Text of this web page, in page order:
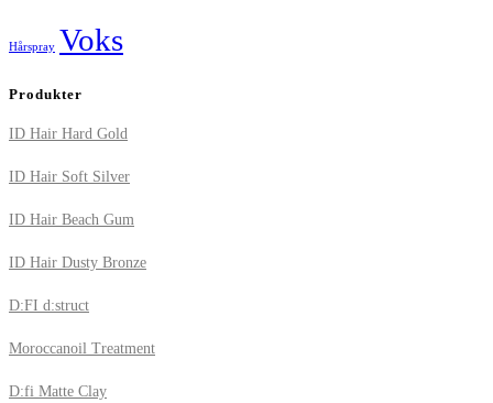
Hårspray Voks
Produkter
ID Hair Hard Gold
ID Hair Soft Silver
ID Hair Beach Gum
ID Hair Dusty Bronze
D:FI d:struct
Moroccanoil Treatment
D:fi Matte Clay